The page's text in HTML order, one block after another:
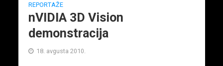
REPORTAŽE
nVIDIA 3D Vision
demonstracija
18. avgusta 2010.